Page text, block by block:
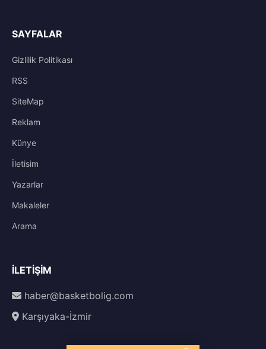
SAYFALAR
Gizlilik Politikası
RSS
SiteMap
Reklam
Künye
İletisim
Yazarlar
Makaleler
Arama
İLETIŞIM
haber@basketbolig.com
Karşıyaka-İzmir